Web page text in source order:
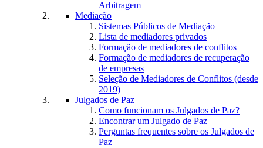
Arbitragem
Mediação
Sistemas Públicos de Mediação
Lista de mediadores privados
Formação de mediadores de conflitos
Formação de mediadores de recuperação
de empresas
Seleção de Mediadores de Conflitos (desde
2019)
Julgados de Paz
Como funcionam os Julgados de Paz?
Encontrar um Julgado de Paz
Perguntas frequentes sobre os Julgados de
Paz